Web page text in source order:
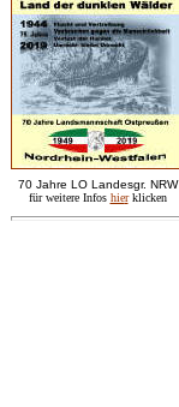
70 Jahre LO Landesgr. NRW
für weitere Infos hier klicken